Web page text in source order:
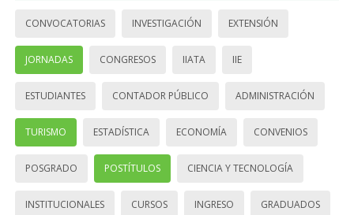
CONVOCATORIAS INVESTIGACIÓN EXTENSIÓN
JORNADAS CONGRESOS IIATA IIE
ESTUDIANTES CONTADOR PÚBLICO ADMINISTRACIÓN
TURISMO ESTADÍSTICA ECONOMÍA CONVENIOS
POSGRADO POSTÍTULOS CIENCIA Y TECNOLOGÍA
INSTITUCIONALES CURSOS INGRESO GRADUADOS